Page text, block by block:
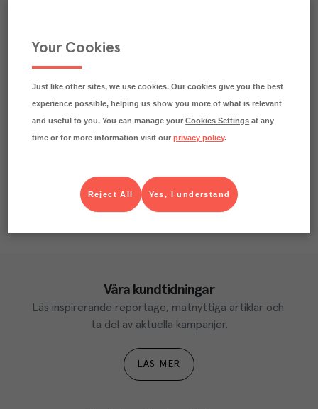
Klimatavtryck
CO₂e/kg
Varje kilo av varan påverkar klimatet motsvarande
Läs mer om hur vi beräknar klimatavtryck
Våra kundtidningar
Läs inspirerande reportage, matnyttiga artiklar och
ta del av aktuella kampanjer.
LÄS MER
Your Cookies
Just like other sites, we use cookies. Our cookies give you the best
experience possible, helping us show you more of what is relevant
and useful to you. You can manage yourCookies Settings at any
time or for more information visit ourprivacy policy.
Yes, I understand
Reject All